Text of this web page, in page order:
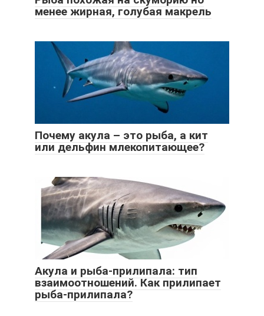
менее жирная, голубая макрель
Почему акула – это рыба, а кит
или дельфин млекопитающее?
Акула и рыба-прилипала: тип
взаимоотношений. Как прилипает
рыба-прилипала?